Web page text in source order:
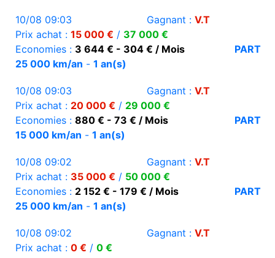
10/08 09:03 Gagnant : V.T
Prix achat : 15 000 € / 37 000 €
Economies : 3 644 € - 304 € / Mois
PART
25 000 km/an - 1 an(s)
10/08 09:03 Gagnant : V.T
Prix achat : 20 000 € / 29 000 €
Economies : 880 € - 73 € / Mois
PART
15 000 km/an - 1 an(s)
10/08 09:02 Gagnant : V.T
Prix achat : 35 000 € / 50 000 €
Economies : 2 152 € - 179 € / Mois
PART
25 000 km/an - 1 an(s)
10/08 09:02 Gagnant : V.T
Prix achat : 0 € / 0 €